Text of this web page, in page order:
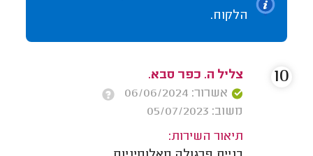
הלקוח.
צליל ה. כפר סבא.
אשרור: 06/06/2024
משוב: 05/07/2023
תיאור השירות:
10